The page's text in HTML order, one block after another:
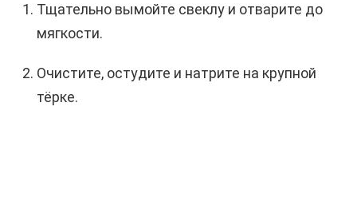
Тщательно вымойте свеклу и отварите до
мягкости.
Очистите, остудите и натрите на крупной
тёрке.